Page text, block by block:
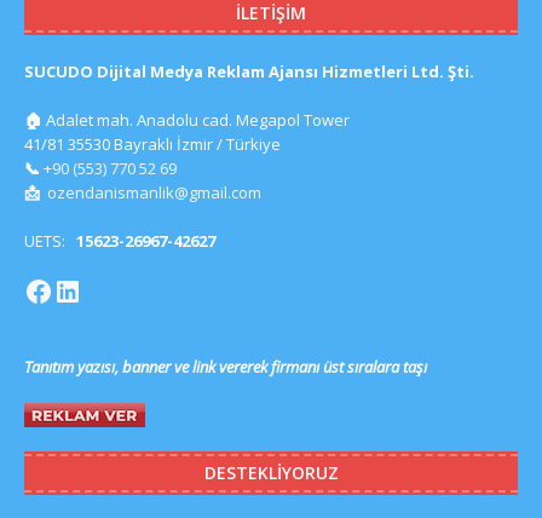
İLETIŞIM
SUCUDO Dijital Medya Reklam Ajansı Hizmetleri Ltd. Şti.
🏠 Adalet mah. Anadolu cad. Megapol Tower
41/81 35530 Bayraklı İzmir / Türkiye
📞 +90 (553) 770 52 69
📩 ozendanismanlik@gmail.com
UETS: 15623-26967-42627
Tanıtım yazısı, banner ve link vererek firmanı üst sıralara taşı
DESTEKLIYORUZ